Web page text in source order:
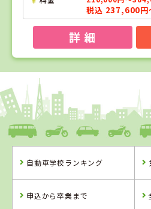
税込 237,600
詳 細
1
静岡県
はいなん自動車学校
学校
校 袋井校
自動車学校ランキング
申込から卒業まで